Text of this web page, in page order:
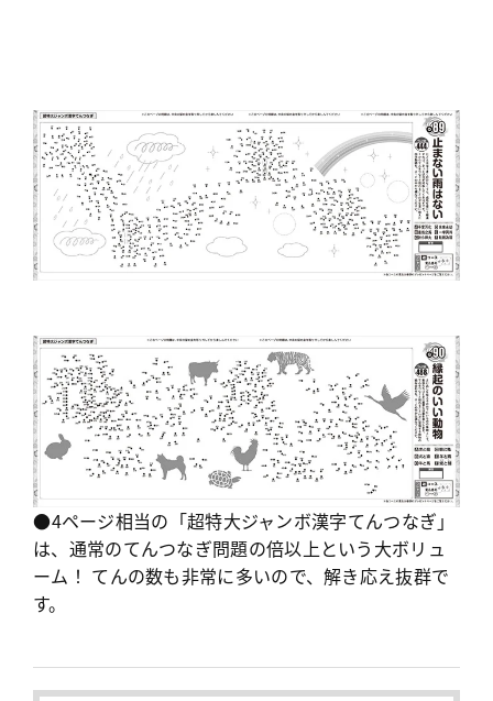
●4ページ相当の「超特大ジャンボ漢字てんつなぎ」
は、通常のてんつなぎ問題の倍以上という大ボリュ
ーム！ てんの数も非常に多いので、解き応え抜群で
す。